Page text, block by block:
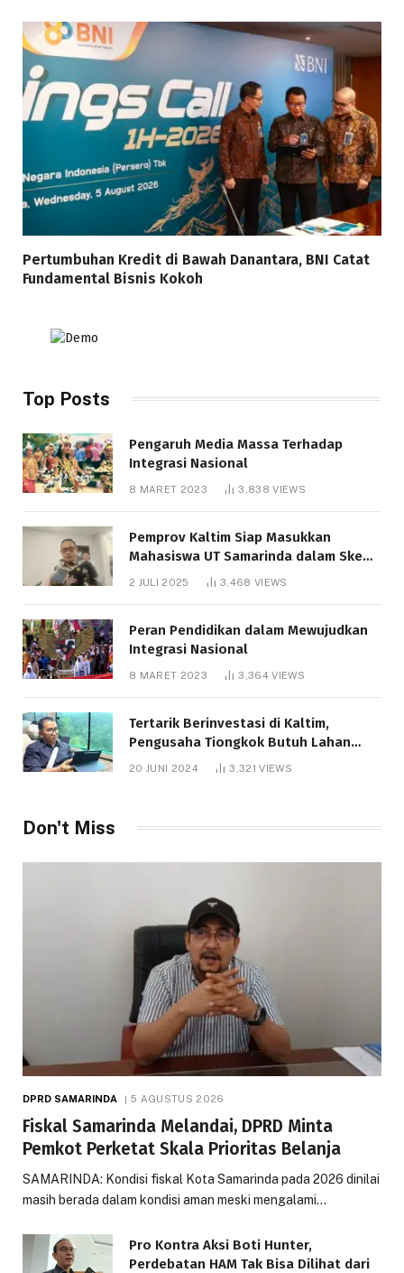
Pertumbuhan Kredit di Bawah Danantara, BNI Catat
Fundamental Bisnis Kokoh
Top Posts
Pengaruh Media Massa Terhadap
Integrasi Nasional
8 MARET 2023 3,838VIEWS
Pemprov Kaltim Siap Masukkan
Mahasiswa UT Samarinda dalam Skema
Bantuan Pendidikan Gratispol
2 JULI 2025 3,468 VIEWS
Peran Pendidikan dalam Mewujudkan
Integrasi Nasional
8 MARET 2023 3,364VIEWS
Tertarik Berinvestasi di Kaltim,
Pengusaha Tiongkok Butuh Lahan
1.000 Hektare
20 JUNI 2024 3,321VIEWS
Don't Miss
DPRD SAMARINDA 5 AGUSTUS 2026
Fiskal Samarinda Melandai, DPRD Minta
Pemkot Perketat Skala Prioritas Belanja
SAMARINDA: Kondisi fiskal Kota Samarinda pada 2026 dinilai
masih berada dalam kondisi aman meski mengalami…
Pro Kontra Aksi Boti Hunter,
Perdebatan HAM Tak Bisa Dilihat dari